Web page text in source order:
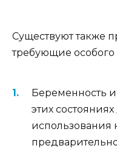
Существуют также
требующие
Беременность
этих
использования